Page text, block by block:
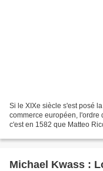
Si le XIXe siècle s'est posé
commerce européen, l'ordre
c'est en 1582 que Matteo
Michael Kwass :